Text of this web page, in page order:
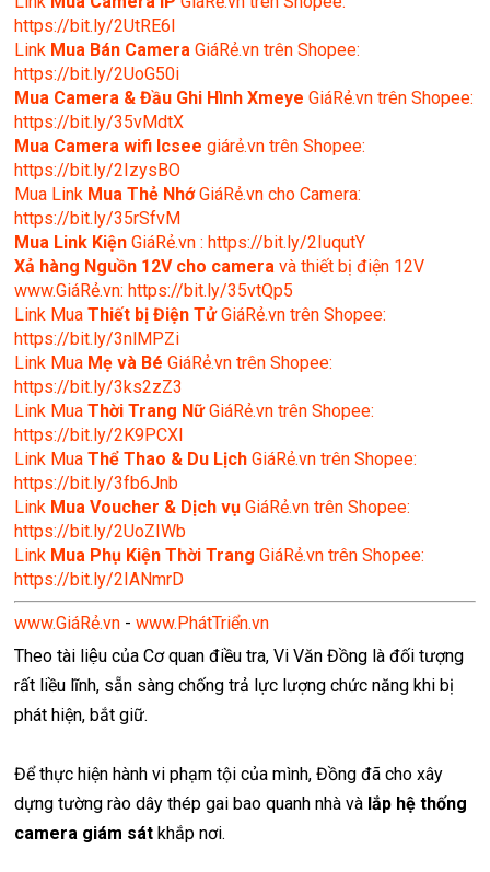
https://bit.ly/2UtRE6l
Link Mua Bán CameraGiáRẻ.vn trên Shopee:
https://bit.ly/2UoG50i
Mua Camera & Đầu Ghi Hình XmeyeGiáRẻ.vn trên Shopee:
https://bit.ly/35vMdtX
Mua Camera wifi Icsee giárẻ.vn trên Shopee:
https://bit.ly/2IzysBO
Mua Link Mua Thẻ NhớGiáRẻ.vn cho Camera:
https://bit.ly/35rSfvM
Mua Link KiệnGiáRẻ.vn : https://bit.ly/2IuqutY
Xả hàng Nguồn 12V cho cameravà thiết bị điện 12V
www.GiáRẻ.vn: https://bit.ly/35vtQp5
Link MuaThiết bị Điện TửGiáRẻ.vn trên Shopee:
https://bit.ly/3nlMPZi
Link Mua Mẹ và Bé GiáRẻ.vn trên Shopee:
https://bit.ly/3ks2zZ3
Link MuaThời Trang NữGiáRẻ.vn trên Shopee:
https://bit.ly/2K9PCXl
Link Mua Thể Thao & Du Lịch GiáRẻ.vn trên Shopee:
https://bit.ly/3fb6Jnb
Link Mua Voucher & Dịch vụ GiáRẻ.vn trên Shopee:
https://bit.ly/2UoZIWb
Link Mua Phụ Kiện Thời TrangGiáRẻ.vn trên Shopee:
https://bit.ly/2IANmrD
www.GiáRẻ.vn -www.PhátTriển.vn
Theo tài liệu của Cơ quan điều tra, Vi Văn Đồng là đối tượng
rất liều lĩnh, sẵn sàng chống trả lực lượng chức năng khi bị
phát hiện, bắt giữ.
Để thực hiện hành vi phạm tội của mình, Đồng đã cho xây
dựng tường rào dây thép gai bao quanh nhà và lắp hệ thống
camera giám sátkhắp nơi.